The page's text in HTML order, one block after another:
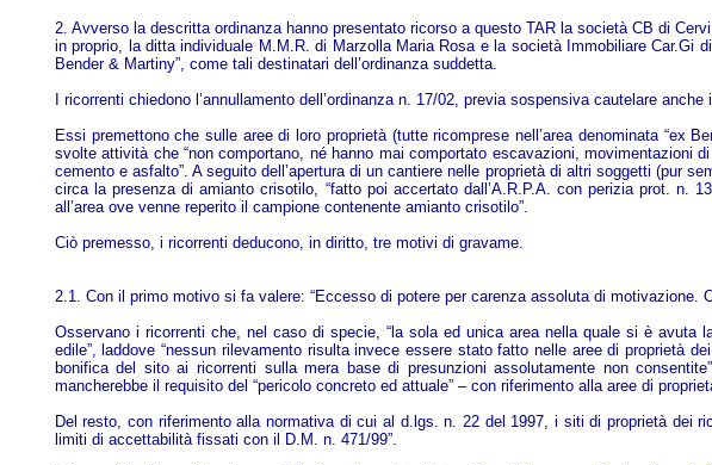
2. Avverso la descritta ordinanza hanno presentato ricorso a questo TAR la società CB di
in proprio, la ditta individuale M.M.R. di Marzolla Maria Rosa e la società Immobiliare Car.Gi
Bender & Martiny”, come tali destinatari dell’ordinanza suddetta.
I ricorrenti chiedono l’annullamento dell’ordinanza n. 17/02, previa sospensiva cautelare anche
Essi premettono che sulle aree di loro proprietà (tutte ricomprese nell’area denominata “ex
svolte attività che “non comportano, né hanno mai comportato escavazioni,
cemento e asfalto”. A seguito dell’apertura di un cantiere nelle proprietà di altri soggetti (pur
circa la presenza di amianto crisotilo, “fatto poi accertato dall’A.R.P.A. con perizia prot. n.
all’area ove venne reperito il campione contenente amianto crisotilo”.
Ciò premesso, i ricorrenti deducono, in diritto, tre motivi di gravame.
2.1. Con il primo motivo si fa valere: “Eccesso di potere per carenza assoluta di
Osservano i ricorrenti che, nel caso di specie, “la sola ed unica area nella quale si è
edile”, laddove “nessun rilevamento risulta invece essere stato fatto nelle aree di proprietà
bonifica del sito ai ricorrenti sulla mera base di presunzioni assolutamente non
mancherebbe il requisito del “pericolo concreto ed attuale” – con riferimento alla aree di
Del resto, con riferimento alla normativa di cui al d.lgs. n. 22 del 1997, i siti di proprietà dei
limiti di accettabilità fissati con il D.M. n. 471/99”.